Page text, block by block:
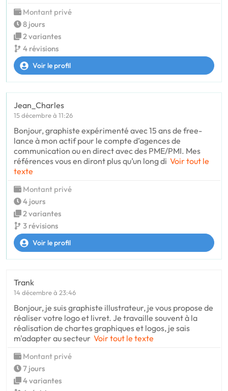
Montant privé
8 jours
2 variantes
4 révisions
Voir le profil
Jean_Charles
15 décembre à 11:26
Bonjour, graphiste expérimenté avec 15 ans de free-
lance à mon actif pour le compte d’agences de
communication ou en direct avec des PME/PMI. Mes
références vous en diront plus qu’un long di Voir tout le
texte
Montant privé
4 jours
2 variantes
3 révisions
Voir le profil
Trank
14 décembre à 23:46
Bonjour, je suis graphiste illustrateur, je vous propose de
réaliser votre logo et livret. Je travaille souvent à la
réalisation de chartes graphiques et logos, je sais
m'adapter au secteur Voir tout le texte
Montant privé
7 jours
4 variantes